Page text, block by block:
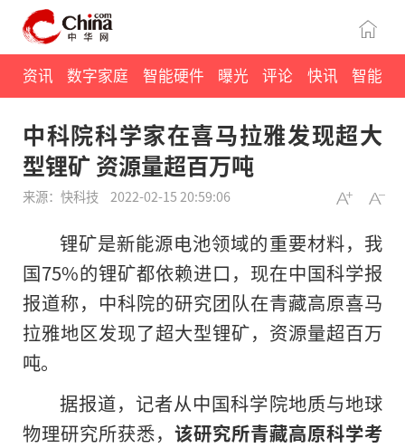
资讯 数字家庭 智能硬件 曝光 评论 快讯 智能
中科院科学家在喜马拉雅发现超大
型锂矿 资源量超百万吨
来源：快科技 2022-02-15 20:59:06
锂矿是新能源电池领域的重要材料，我
国75%的锂矿都依赖进口，现在中国科学报
报道称，中科院的研究团队在青藏高原喜马
拉雅地区发现了超大型锂矿，资源量超百万
吨。
据报道，记者从中国科学院地质与地球
物理研究所获悉， 该研究所青藏高原科学考